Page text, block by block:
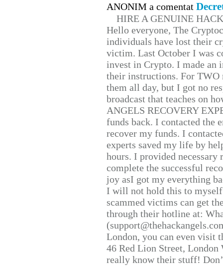
ANONIM a comentat
HIRE A GENUINE
Hello everyone, The
individuals have lost their
victim. Last October I was
invest in Crypto. I made
their instructions. For TWO
them all day, but I got no
broadcast that teaches on
ANGELS RECOVERY
funds back. I contacted the
recover my funds. I
experts saved my life by
hours. I provided
complete the successful
joy asI got my everything
I will not hold this to
scammed victims can get
through their hotline at:
London, you can even visit
46 Red Lion Street, London
really know their stuff!